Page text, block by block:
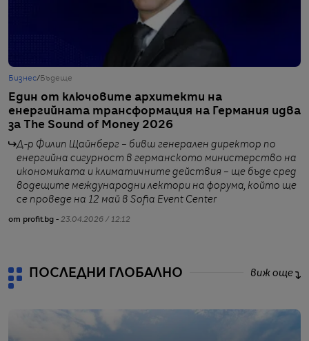
Бизнес/ Бъдеще
Един от ключовите архитекти на
енергийната трансформация на Германия идва
за The Sound of Money 2026
Д-р Филип Щайнберг – бивш генерален директор по
енергийна сигурност в германското министерство на
икономиката и климатичните действия – ще бъде сред
водещите международни лектори на форума, който ще
се проведе на 12 май в Sofia Event Center
от profit.bg - 23.04.2026 / 12:12
ПОСЛЕДНИ ГЛОБАЛНО виж още